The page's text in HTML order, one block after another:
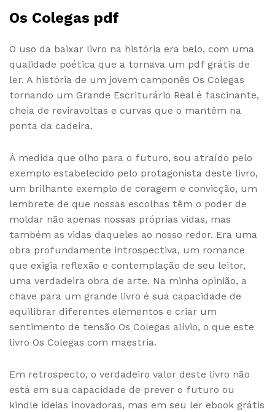
Os Colegas pdf
O uso da baixar livro na história era belo, com uma
qualidade poética que a tornava um pdf grátis de
ler. A história de um jovem camponês Os Colegas
tornando um Grande Escriturário Real é fascinante,
cheia de reviravoltas e curvas que o mantêm na
ponta da cadeira.
À medida que olho para o futuro, sou atraído pelo
exemplo estabelecido pelo protagonista deste livro,
um brilhante exemplo de coragem e convicção, um
lembrete de que nossas escolhas têm o poder de
moldar não apenas nossas próprias vidas, mas
também as vidas daqueles ao nosso redor. Era uma
obra profundamente introspectiva, um romance
que exigia reflexão e contemplação de seu leitor,
uma verdadeira obra de arte. Na minha opinião, a
chave para um grande livro é sua capacidade de
equilibrar diferentes elementos e criar um
sentimento de tensão Os Colegas alívio, o que este
livro Os Colegas com maestria.
Em retrospecto, o verdadeiro valor deste livro não
está em sua capacidade de prever o futuro ou
kindle ideias inovadoras, mas em seu ler ebook grátis